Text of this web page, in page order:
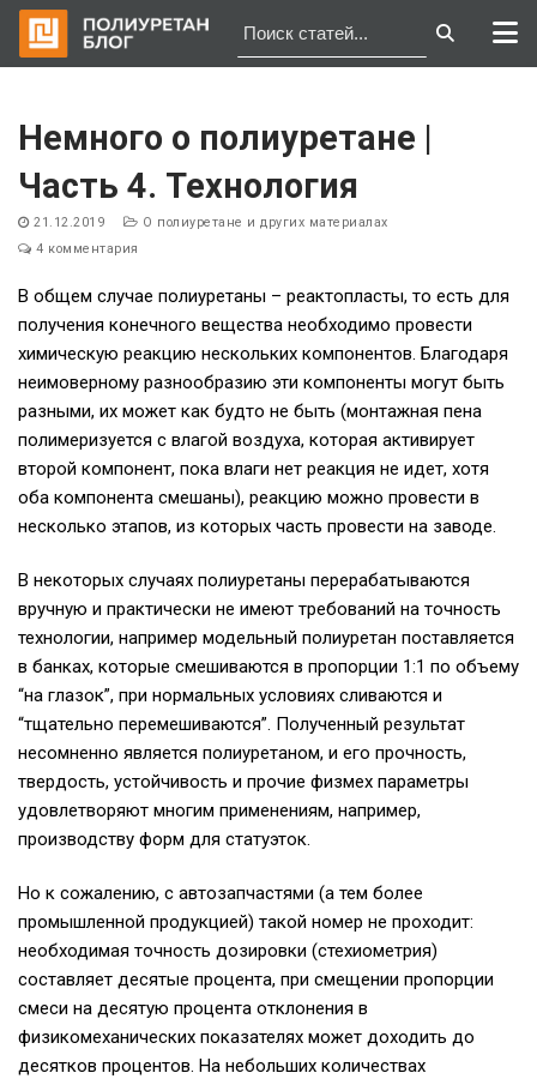
содержимому
Немного о полиуретане |
Часть 4. Технология
21.12.2019
О полиуретане и других материалах
4 комментария
В общем случае полиуретаны – реактопласты, то есть для
получения конечного вещества необходимо провести
химическую реакцию нескольких компонентов. Благодаря
неимоверному разнообразию эти компоненты могут быть
разными, их может как будто не быть (монтажная пена
полимеризуется с влагой воздуха, которая активирует
второй компонент, пока влаги нет реакция не идет, хотя
оба компонента смешаны), реакцию можно провести в
несколько этапов, из которых часть провести на заводе.
В некоторых случаях полиуретаны перерабатываются
вручную и практически не имеют требований на точность
технологии, например модельный полиуретан поставляется
в банках, которые смешиваются в пропорции 1:1 по объему
“на глазок”, при нормальных условиях сливаются и
“тщательно перемешиваются”. Полученный результат
несомненно является полиуретаном, и его прочность,
твердость, устойчивость и прочие физмех параметры
удовлетворяют многим применениям, например,
производству форм для статуэток.
Но к сожалению, с автозапчастями (а тем более
промышленной продукцией) такой номер не проходит:
необходимая точность дозировки (стехиометрия)
составляет десятые процента, при смещении пропорции
смеси на десятую процента отклонения в
физикомеханических показателях может доходить до
десятков процентов. На небольших количествах